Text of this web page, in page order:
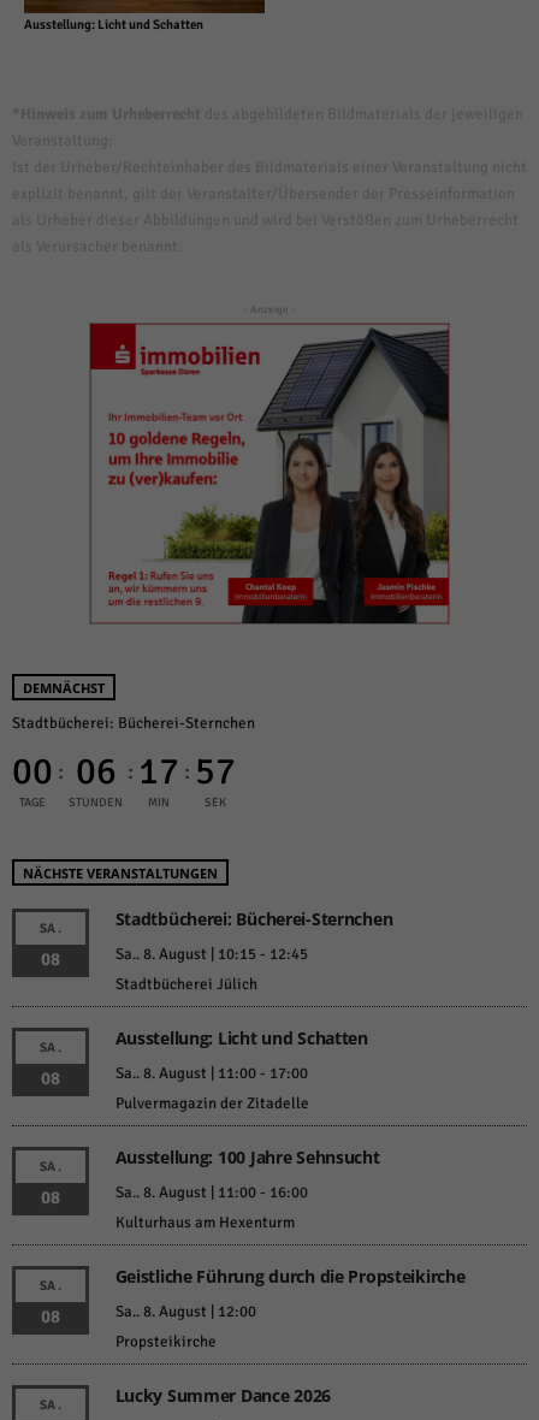
Ausstellung: Licht und Schatten
- Anzeige -
DEMNÄCHST
Stadtbücherei: Bücherei-Sternchen
00
TAGE
: 06
STUNDEN
: 17
MIN
: 57
SEK
NÄCHSTE VERANSTALTUNGEN
SA.
08
Stadtbücherei: Bücherei-Sternchen
Sa.. 8. August | 10:15 - 12:45
Stadtbücherei Jülich
SA.
08
Ausstellung: Licht und Schatten
Sa.. 8. August | 11:00- 17:00
Pulvermagazin der Zitadelle
SA.
08
Ausstellung: 100 Jahre Sehnsucht
Sa.. 8. August | 11:00- 16:00
Kulturhaus am Hexenturm
SA.
08
Geistliche Führung durch die Propsteikirche
Sa.. 8. August | 12:00
Propsteikirche
SA. Lucky Summer Dance 2026